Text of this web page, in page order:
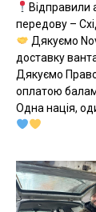
Відправили
передову –
Дякуємо
доставку
Дякуємо
оплатою
Одна нація,